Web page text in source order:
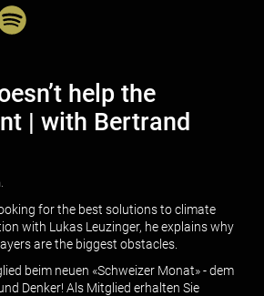
help the
| with Bertrand
for the best solutions to climate
with Lukas Leuzinger, he explains why
are the biggest obstacles.
beim neuen «Schweizer Monat» - dem
Denker! Als Mitglied erhalten Sie